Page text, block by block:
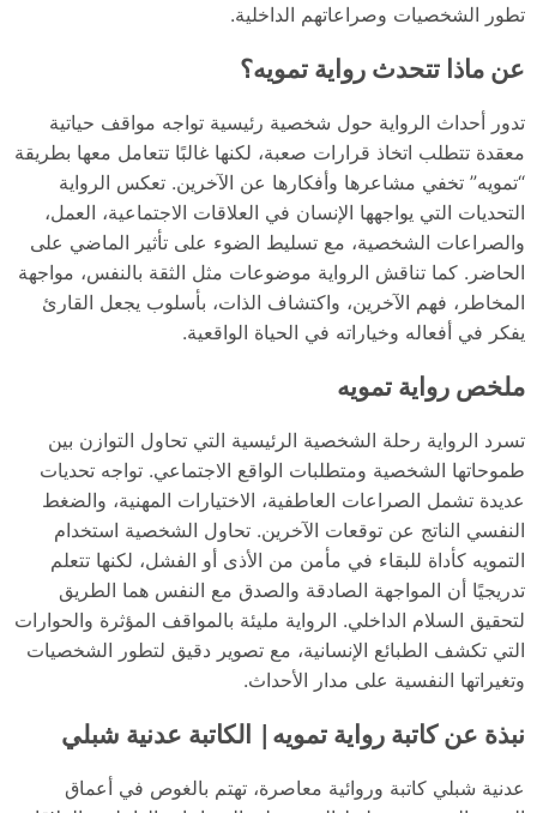
تطور الشخصيات وصراعاتهم الداخلية.
عن ماذا تتحدث رواية تمويه؟
تدور أحداث الرواية حول شخصية رئيسية تواجه مواقف حياتية
معقدة تتطلب اتخاذ قرارات صعبة، لكنها غالبًا تتعامل معها بطريقة
“تمويه” تخفي مشاعرها وأفكارها عن الآخرين. تعكس الرواية
التحديات التي يواجهها الإنسان في العلاقات الاجتماعية، العمل،
والصراعات الشخصية، مع تسليط الضوء على تأثير الماضي على
الحاضر. كما تناقش الرواية موضوعات مثل الثقة بالنفس، مواجهة
المخاطر، فهم الآخرين، واكتشاف الذات، بأسلوب يجعل القارئ
يفكر في أفعاله وخياراته في الحياة الواقعية.
ملخص رواية تمويه
تسرد الرواية رحلة الشخصية الرئيسية التي تحاول التوازن بين
طموحاتها الشخصية ومتطلبات الواقع الاجتماعي. تواجه تحديات
عديدة تشمل الصراعات العاطفية، الاختيارات المهنية، والضغط
النفسي الناتج عن توقعات الآخرين. تحاول الشخصية استخدام
التمويه كأداة للبقاء في مأمن من الأذى أو الفشل، لكنها تتعلم
تدريجيًا أن المواجهة الصادقة والصدق مع النفس هما الطريق
لتحقيق السلام الداخلي. الرواية مليئة بالمواقف المؤثرة والحوارات
التي تكشف الطبائع الإنسانية، مع تصوير دقيق لتطور الشخصيات
وتغيراتها النفسية على مدار الأحداث.
نبذة عن كاتبة رواية تمويه| الكاتبة عدنية شبلي
عدنية شبلي كاتبة وروائية معاصرة، تهتم بالغوص في أعماق